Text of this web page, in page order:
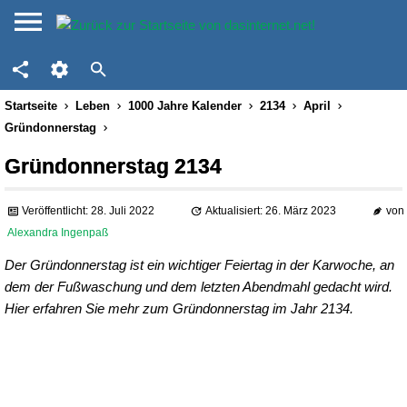
Startseite Leben 1000 Jahre Kalender 2134
April
Gründonnerstag
Gründonnerstag 2134
Veröffentlicht: 28. Juli 2022 Aktualisiert: 26. März 2023
von
Alexandra Ingenpaß
Der Gründonnerstag ist ein wichtiger Feiertag in der Karwoche, an
dem der Fußwaschung und dem letzten Abendmahl gedacht wird.
Hier erfahren Sie mehr zum Gründonnerstag im Jahr 2134.